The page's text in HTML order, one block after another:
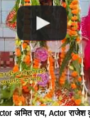
अमित राय, Actor राजेश